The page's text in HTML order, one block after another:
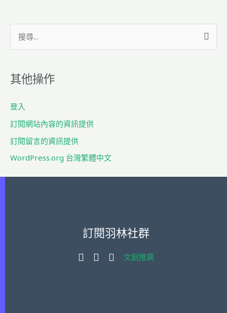
鍵
其他操作
登入
訂閱網站內容的資訊提供
訂閱留言的資訊提供
WordPress.org 台灣繁體中文
訂閱羽林社群
文創推廣